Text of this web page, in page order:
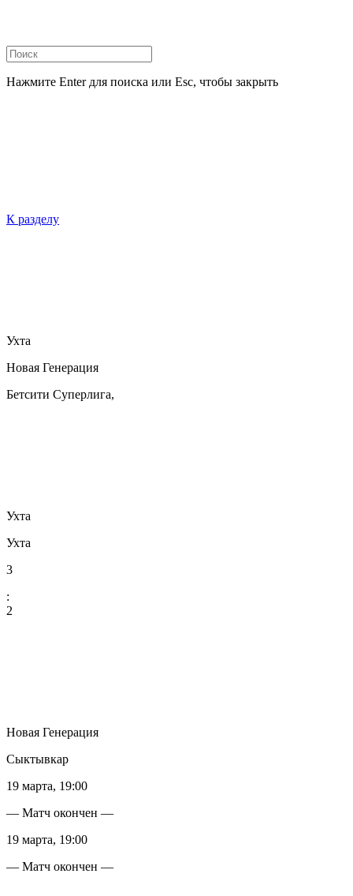
Нажмите Enter для поиска или Esc, чтобы закрыть
К разделу
Ухта
Новая Генерация
Бетсити Суперлига,
Ухта
Ухта
3
:
2
Новая Генерация
Сыктывкар
19 марта, 19:00
— Матч окончен —
19 марта, 19:00
— Матч окончен —